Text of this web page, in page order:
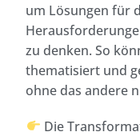
um Lösungen für
zu denken. So
thematisiert und
ohne das andere
Die